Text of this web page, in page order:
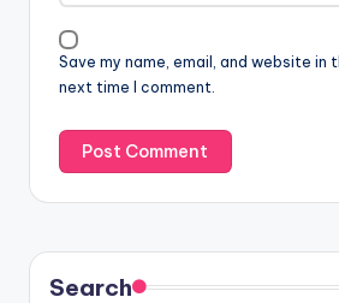
Save my name, email, and website in
next time I comment.
Search